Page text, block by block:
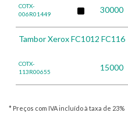
COTX-
006R01449
30000
Tambor Xerox FC1012 FC116
COTX-
113R00655
15000
* Preços com IVA incluído à taxa de 23%